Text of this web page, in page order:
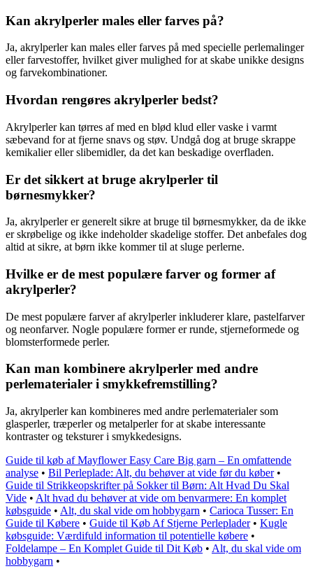
Kan akrylperler males eller farves på?
Ja, akrylperler kan males eller farves på med specielle perlemalinger
eller farvestoffer, hvilket giver mulighed for at skabe unikke designs
og farvekombinationer.
Hvordan rengøres akrylperler bedst?
Akrylperler kan tørres af med en blød klud eller vaske i varmt
sæbevand for at fjerne snavs og støv. Undgå dog at bruge skrappe
kemikalier eller slibemidler, da det kan beskadige overfladen.
Er det sikkert at bruge akrylperler til
børnesmykker?
Ja, akrylperler er generelt sikre at bruge til børnesmykker, da de ikke
er skrøbelige og ikke indeholder skadelige stoffer. Det anbefales dog
altid at sikre, at børn ikke kommer til at sluge perlerne.
Hvilke er de mest populære farver og former af
akrylperler?
De mest populære farver af akrylperler inkluderer klare, pastelfarver
og neonfarver. Nogle populære former er runde, stjerneformede og
blomsterformede perler.
Kan man kombinere akrylperler med andre
perlematerialer i smykkefremstilling?
Ja, akrylperler kan kombineres med andre perlematerialer som
glasperler, træperler og metalperler for at skabe interessante
kontraster og teksturer i smykkedesigns.
Guide til køb af Mayflower Easy Care Big garn – En omfattende
analyse • Bil Perleplade: Alt, du behøver at vide før du køber•
Guide til Strikkeopskrifter på Sokker til Børn: Alt Hvad Du Skal
Vide • Alt hvad du behøver at vide om benvarmere: En komplet
købsguide • Alt, du skal vide om hobbygarn • Carioca Tusser: En
Guide til Købere • Guide til Køb Af Stjerne Perleplader• Kugle
købsguide: Værdifuld information til potentielle købere •
Foldelampe – En Komplet Guide til Dit Køb • Alt, du skal vide om
hobbygarn •